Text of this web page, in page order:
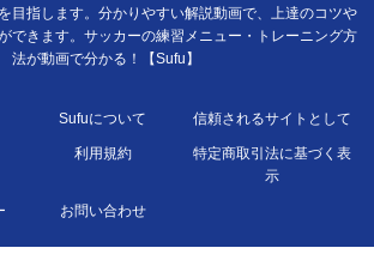
目指します。分かりやすい解説動画で、上達のコツや
できます。サッカーの練習メニュー・トレーニング方
法が動画で分かる！【Sufu】
Sufuについて 信頼されるサイトとして
利用規約
特定商取引法に基づく表
示
お問い合わせ